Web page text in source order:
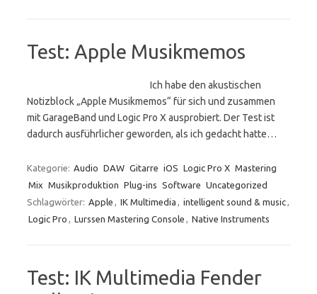
Test: Apple Musikmemos
Ich habe den akustischen
Notizblock „Apple Musikmemos“ für sich und zusammen
mit GarageBand und Logic Pro X ausprobiert. Der Test ist
dadurch ausführlicher geworden, als ich gedacht hatte…
Kategorie: Audio DAW Gitarre iOS Logic Pro X Mastering
Mix Musikproduktion Plug-ins Software Uncategorized
Schlagwörter: Apple , IK Multimedia , intelligent sound & music,
Logic Pro , Lurssen Mastering Console , Native Instruments
Test: IK Multimedia Fender